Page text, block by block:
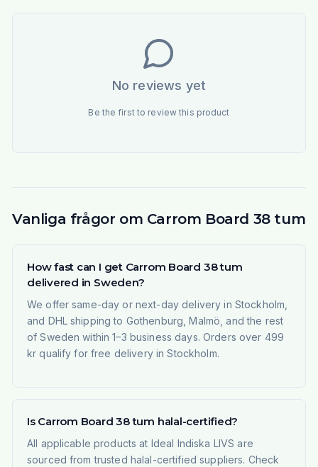
No reviews yet
Be the first to review this product
Vanliga frågor om Carrom Board 38 tum
How fast can I get Carrom Board 38 tum
delivered in Sweden?
We offer same-day or next-day delivery in Stockholm,
and DHL shipping to Gothenburg, Malmö, and the rest
of Sweden within 1–3 business days. Orders over 499
kr qualify for free delivery in Stockholm.
Is Carrom Board 38 tum halal-certified?
All applicable products at Ideal Indiska LIVS are
sourced from trusted halal-certified suppliers. Check